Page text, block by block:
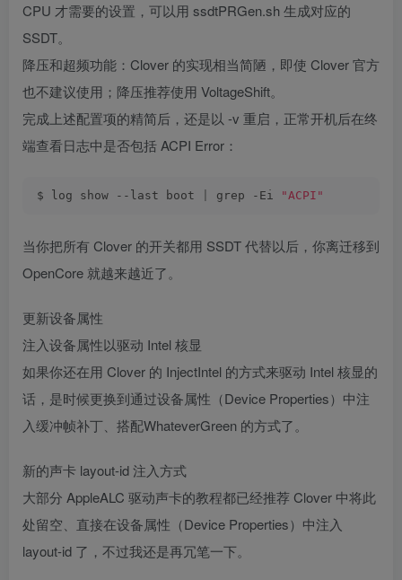
CPU 才需要的设置，可以用 ssdtPRGen.sh 生成对应的
SSDT。
降压和超频功能：Clover 的实现相当简陋，即使 Clover 官方
也不建议使用；降压推荐使用 VoltageShift。
完成上述配置项的精简后，还是以 -v 重启，正常开机后在终
端查看日志中是否包括 ACPI Error：
$ log show --last boot grep -Ei "ACPI"
当你把所有 Clover 的开关都用 SSDT 代替以后，你离迁移到
OpenCore 就越来越近了。
更新设备属性
注入设备属性以驱动 Intel 核显
如果你还在用 Clover 的 InjectIntel 的方式来驱动 Intel 核显的
话，是时候更换到通过设备属性（Device Properties）中注
入缓冲帧补丁、搭配WhateverGreen 的方式了。
新的声卡 layout-id 注入方式
大部分 AppleALC 驱动声卡的教程都已经推荐 Clover 中将此
处留空、直接在设备属性（Device Properties）中注入
layout-id 了，不过我还是再冗笔一下。